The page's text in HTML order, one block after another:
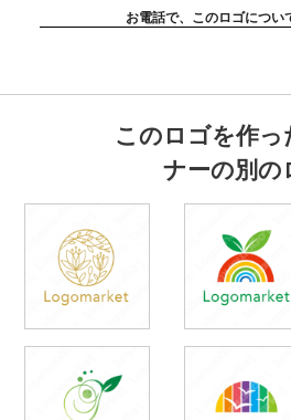
お電話で、このロゴについ
このロゴを作っ
ナーの別の